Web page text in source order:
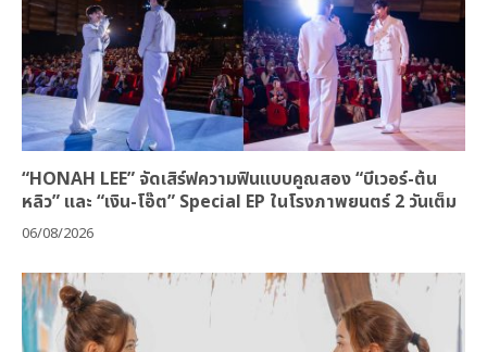
“HONAH LEE” จัดเสิร์ฟความฟินแบบคูณสอง “บีเวอร์-ต้น
หลิว” และ “เงิน-โอ๊ต” Special EP ในโรงภาพยนตร์ 2 วันเต็ม
06/08/2026